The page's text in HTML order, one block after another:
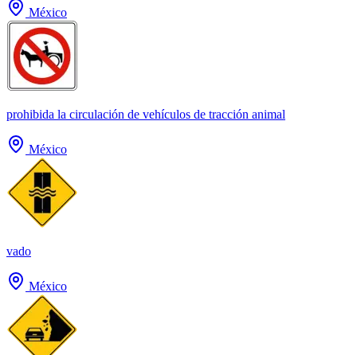
México
prohibida la circulación de vehículos de tracción animal
México
vado
México